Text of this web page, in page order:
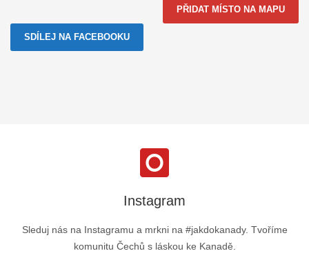
PŘIDAT MÍSTO NA MAPU
SDÍLEJ NA FACEBOOKU
Instagram
Sleduj nás na Instagramu a mrkni na #jakdokanady. Tvoříme
komunitu Čechů s láskou ke Kanadě.